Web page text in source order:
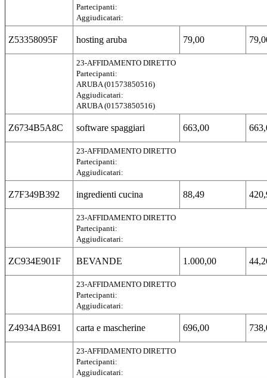
Partecipanti:
Aggiudicatari:
Z53358095F hosting aruba 79,00
23-AFFIDAMENTO DIRETTO
Partecipanti:
ARUBA (01573850516)
Aggiudicatari:
ARUBA (01573850516)
Z6734B5A8C software spaggiari 663,00
23-AFFIDAMENTO DIRETTO
Partecipanti:
Aggiudicatari:
Z7F349B392 ingredienti cucina 88,49
23-AFFIDAMENTO DIRETTO
Partecipanti:
Aggiudicatari:
ZC934E901F BEVANDE 1.000,00
23-AFFIDAMENTO DIRETTO
Partecipanti:
Aggiudicatari:
Z4934AB691 carta e mascherine 696,00
23-AFFIDAMENTO DIRETTO
Partecipanti:
Aggiudicatari: